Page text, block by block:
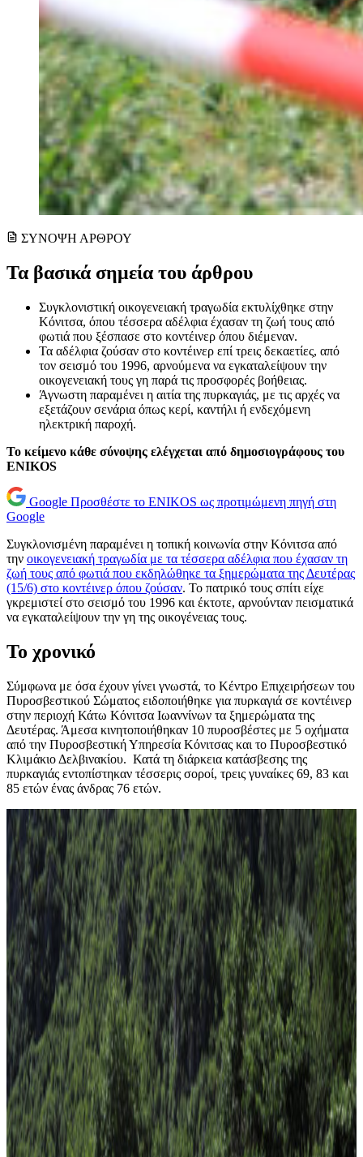
ΣΥΝΟΨΗ ΑΡΘΡΟΥ
Τα βασικά σημεία του άρθρου
Συγκλονιστική οικογενειακή τραγωδία εκτυλίχθηκε στην
Κόνιτσα, όπου τέσσερα αδέλφια έχασαν τη ζωή τους από
φωτιά που ξέσπασε στο κοντέινερ όπου διέμεναν.
Τα αδέλφια ζούσαν στο κοντέινερ επί τρεις δεκαετίες, από
τον σεισμό του 1996, αρνούμενα να εγκαταλείψουν την
οικογενειακή τους γη παρά τις προσφορές βοήθειας.
Άγνωστη παραμένει η αιτία της πυρκαγιάς, με τις αρχές να
εξετάζουν σενάρια όπως κερί, καντήλι ή ενδεχόμενη
ηλεκτρική παροχή.
Το κείμενο κάθε σύνοψης ελέγχεται από δημοσιογράφους του
ENIKOS
Google Προσθέστε το ENIKOS ως προτιμώμενη πηγή στη
Google
Συγκλονισμένη παραμένει η τοπική κοινωνία στην Κόνιτσα από
την οικογενειακή τραγωδία με τα τέσσερα αδέλφια που έχασαν τη
ζωή τους από φωτιά που εκδηλώθηκε τα ξημερώματα της Δευτέρας
(15/6) στο κοντέινερ όπου ζούσαν. Το πατρικό τους σπίτι είχε
γκρεμιστεί στο σεισμό του 1996 και έκτοτε, αρνούνταν πεισματικά
να εγκαταλείψουν την γη της οικογένειας τους.
Το χρονικό
Σύμφωνα με όσα έχουν γίνει γνωστά, το Κέντρο Επιχειρήσεων του
Πυροσβεστικού Σώματος ειδοποιήθηκε για πυρκαγιά σε κοντέινερ
στην περιοχή Κάτω Κόνιτσα Ιωαννίνων τα ξημερώματα της
Δευτέρας. Άμεσα κινητοποιήθηκαν 10 πυροσβέστες με 5 οχήματα
από την Πυροσβεστική Υπηρεσία Κόνιτσας και το Πυροσβεστικό
Κλιμάκιο Δελβινακίου. Κατά τη διάρκεια κατάσβεσης της
πυρκαγιάς εντοπίστηκαν τέσσερις σοροί, τρεις γυναίκες 69, 83 και
85 ετών ένας άνδρας 76 ετών.